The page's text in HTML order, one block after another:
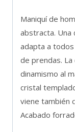
Maniquí de
abstracta. Una
adapta a
de prendas.
dinamismo al
cristal
viene también
Acabado